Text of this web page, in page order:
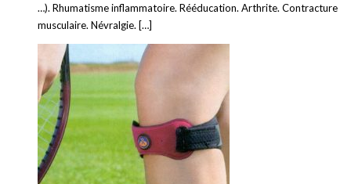
…). Rhumatisme inflammatoire. Rééducation. Arthrite. Contracture
musculaire. Névralgie. […]